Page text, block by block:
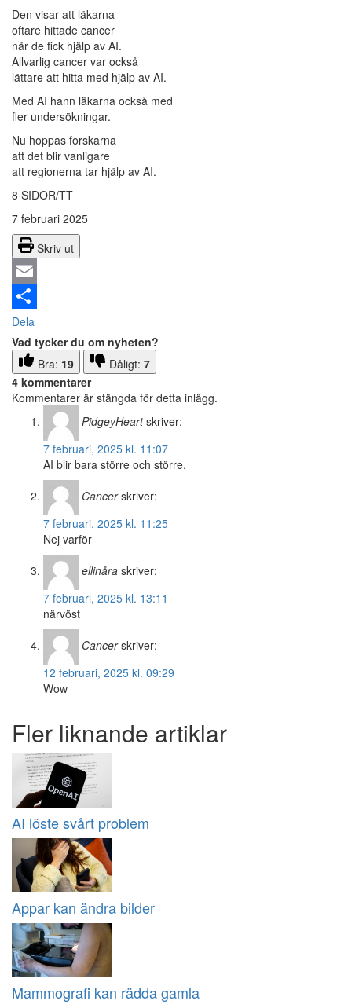
Den visar att läkarna
oftare hittade cancer
när de fick hjälp av AI.
Allvarlig cancer var också
lättare att hitta med hjälp av AI.
Med AI hann läkarna också med
fler undersökningar.
Nu hoppas forskarna
att det blir vanligare
att regionerna tar hjälp av AI.
8 SIDOR/TT
7 februari 2025
Skriv ut
Email
Dela
Vad tycker du om nyheten?
Bra: 19 Dåligt: 7
4 kommentarer
Kommentarer är stängda för detta inlägg.
PidgeyHeart skriver:
7 februari, 2025 kl. 11:07
AI blir bara större och större.
Cancer skriver:
7 februari, 2025 kl. 11:25
Nej varför
ellinåra skriver:
7 februari, 2025 kl. 13:11
närvöst
Cancer skriver:
12 februari, 2025 kl. 09:29
Wow
Fler liknande artiklar
AI löste svårt problem
Appar kan ändra bilder
Mammografi kan rädda gamla